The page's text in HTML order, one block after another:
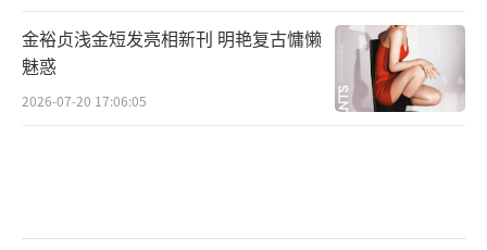
金裕贞浅金短发亮相新刊 明艳复古慵懒
魅惑
2026-07-20 17:06:05